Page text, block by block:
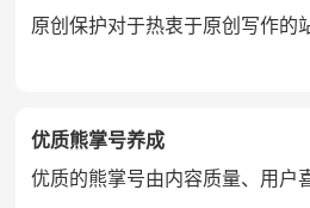
原创保护对于热衷于原创写作的
优质熊掌号养成
优质的熊掌号由内容质量、用户